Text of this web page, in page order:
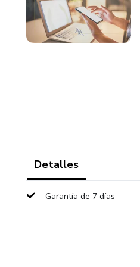
Detalles
Garantía de 7 días